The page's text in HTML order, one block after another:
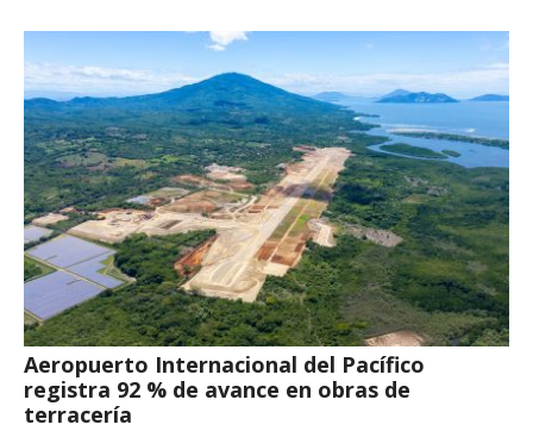
Aeropuerto Internacional del Pacífico
registra 92 % de avance en obras de
terracería